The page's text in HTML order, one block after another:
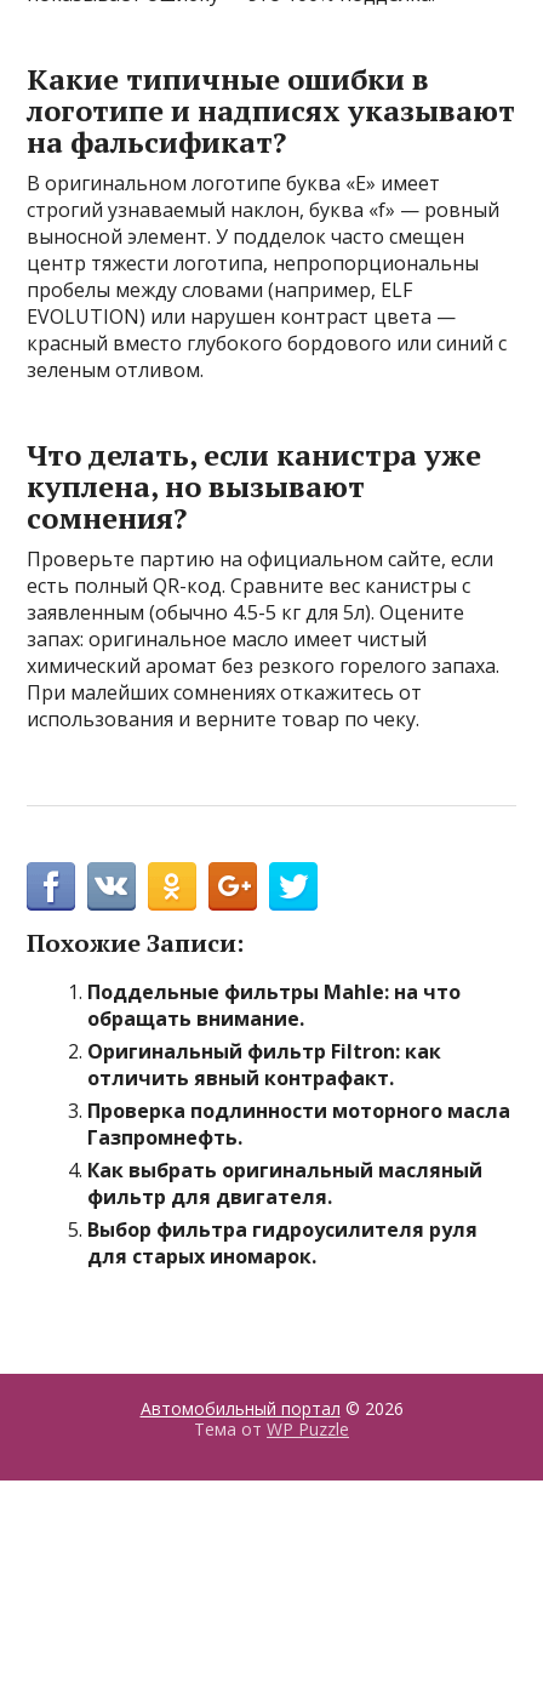
Какие типичные ошибки в
логотипе и надписях указывают
на фальсификат?
В оригинальном логотипе буква «E» имеет
строгий узнаваемый наклон, буква «f» — ровный
выносной элемент. У подделок часто смещен
центр тяжести логотипа, непропорциональны
пробелы между словами (например, ELF
EVOLUTION) или нарушен контраст цвета —
красный вместо глубокого бордового или синий с
зеленым отливом.
Что делать, если канистра уже
куплена, но вызывают
сомнения?
Проверьте партию на официальном сайте, если
есть полный QR-код. Сравните вес канистры с
заявленным (обычно 4.5-5 кг для 5л). Оцените
запах: оригинальное масло имеет чистый
химический аромат без резкого горелого запаха.
При малейших сомнениях откажитесь от
использования и верните товар по чеку.
Похожие Записи:
Поддельные фильтры Mahle: на что
обращать внимание.
Оригинальный фильтр Filtron: как
отличить явный контрафакт.
Проверка подлинности моторного масла
Газпромнефть.
Как выбрать оригинальный масляный
фильтр для двигателя.
Выбор фильтра гидроусилителя руля
для старых иномарок.
Автомобильный портал © 2026
Тема от WP Puzzle